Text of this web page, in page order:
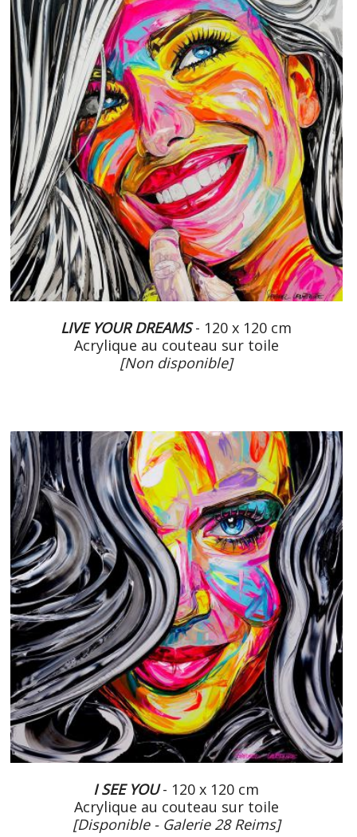
LIVE YOUR DREAMS- 120 x 120 cm
Acrylique au couteau sur toile
[Non disponible]
I SEE YOU- 120 x 120 cm
Acrylique au couteau sur toile
[Disponible - Galerie 28 Reims]